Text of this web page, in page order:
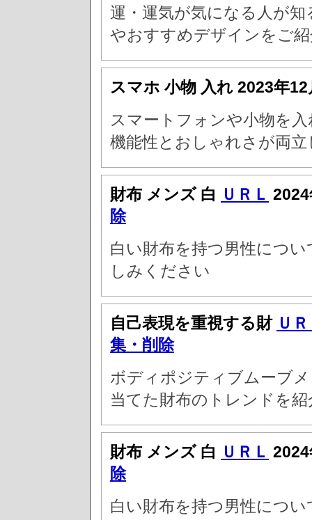
運・運気が気になる人が
やおすすめデザインをご
スマホ 小物 入れ 2023年
スマートフォンや小物を
機能性とおしゃれさが両
財布 メンズ 白 ＵＲＬ
除
白い財布を持つ男性につ
しみください
自己表現を重視する財 Ｕ
集・削除
ボディポジティブムーブ
当てた財布のトレンドを紹
財布 メンズ 白 ＵＲＬ
除
白い財布を持つ男性につ